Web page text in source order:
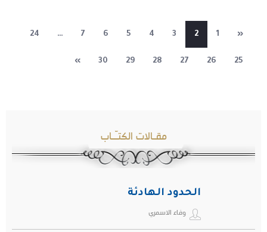
«
1
2
3
4
5
6
7
…
24
25
26
27
28
29
30
»
مقـالات الكتـّـاب
الحدود الهادئة
وفاء الاسمري